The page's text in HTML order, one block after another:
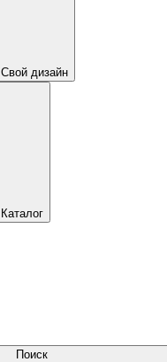
Свой дизайн
Каталог
Поиск